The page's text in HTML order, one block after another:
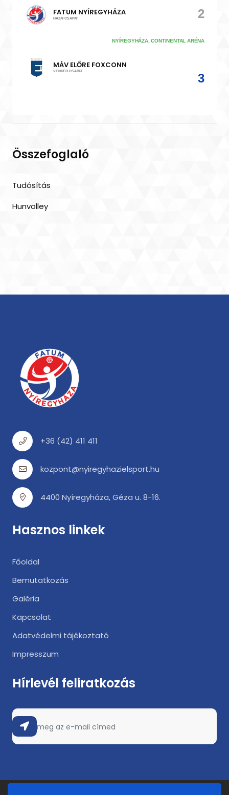
FATUM NYÍREGYHÁZA
HAZAI CSAPAT 2
3
NYÍREGYHÁZA, CONTINENTAL ARÉNA
MÁV ELŐRE FOXCONN
VENDÉG CSAPAT
Összefoglaló
Tudósítás
Hunvolley
+36 (42) 411 411
kozpont@nyiregyhazielsport.hu
4400 Nyíregyháza, Géza u. 8-16.
Hasznos linkek
Főoldal
Bemutatkozás
Galéria
Kapcsolat
Adatvédelmi tájékoztató
Impresszum
Hírlevél feliratkozás